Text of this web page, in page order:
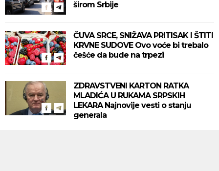
širom Srbije
ČUVA SRCE, SNIŽAVA PRITISAK I ŠTITI
KRVNE SUDOVE Ovo voće bi trebalo
češće da bude na trpezi
ZDRAVSTVENI KARTON RATKA
MLADIĆA U RUKAMA SRPSKIH
LEKARA Najnovije vesti o stanju
generala